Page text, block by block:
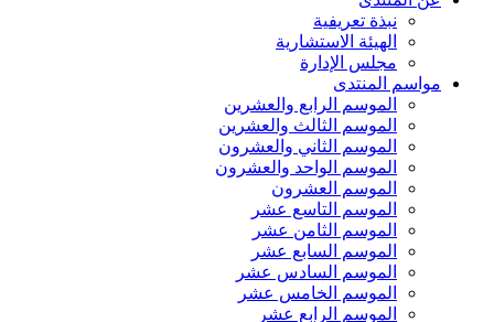
نبذة تعريفية
الهيئة الاستشارية
مجلس الإدارة
مواسم المنتدى
الموسم الرابع والعشرين
الموسم الثالث والعشرين
الموسم الثاني والعشرون
الموسم الواحد والعشرون
الموسم العشرون
الموسم التاسع عشر
الموسم الثامن عشر
الموسم السابع عشر
الموسم السادس عشر
الموسم الخامس عشر
الموسم الرابع عشر